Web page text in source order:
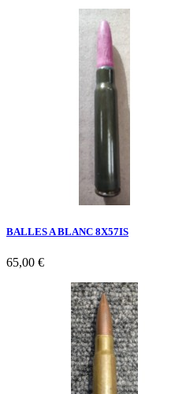
BALLES A BLANC 8X57IS
65,00 €